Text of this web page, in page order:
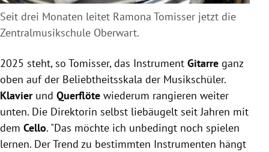
Seit drei Monaten leitet Ramona Tomisser jetzt die
Zentralmusikschule Oberwart.
2025 steht, so Tomisser, das Instrument Gitarre ganz
oben auf der Beliebtheitsskala der Musikschüler.
Klavier und Querflöte wiederum rangieren weiter
unten. Die Direktorin selbst liebäugelt seit Jahren mit
dem Cello. "Das möchte ich unbedingt noch spielen
lernen. Der Trend zu bestimmten Instrumenten hängt